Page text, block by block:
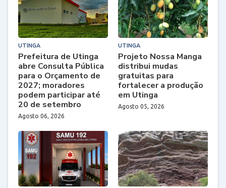
UTINGA
Prefeitura de Utinga
abre Consulta Pública
para o Orçamento de
2027; moradores
podem participar até
20 de setembro
Agosto 06, 2026
UTINGA
Projeto Nossa Manga
distribui mudas
gratuitas para
fortalecer a produção
em Utinga
Agosto 05, 2026